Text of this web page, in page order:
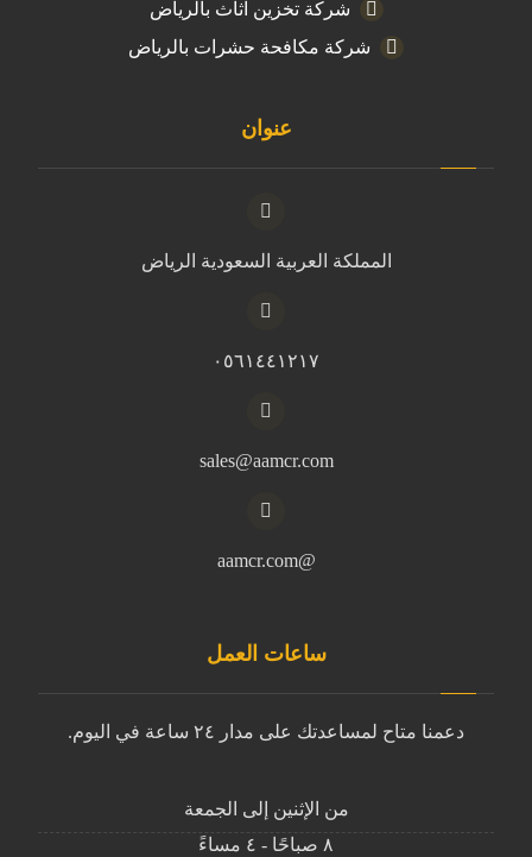
شركة تخزين اثاث بالرياض
شركة مكافحة حشرات بالرياض
عنوان
المملكة العربية السعودية الرياض
٠٥٦١٤٤١٢١٧
sales@aamcr.com
@aamcr.com
ساعات العمل
دعمنا متاح لمساعدتك على مدار ٢٤ ساعة في اليوم.
من الإثنين إلى الجمعة
٨ صباحًا - ٤ مساءً